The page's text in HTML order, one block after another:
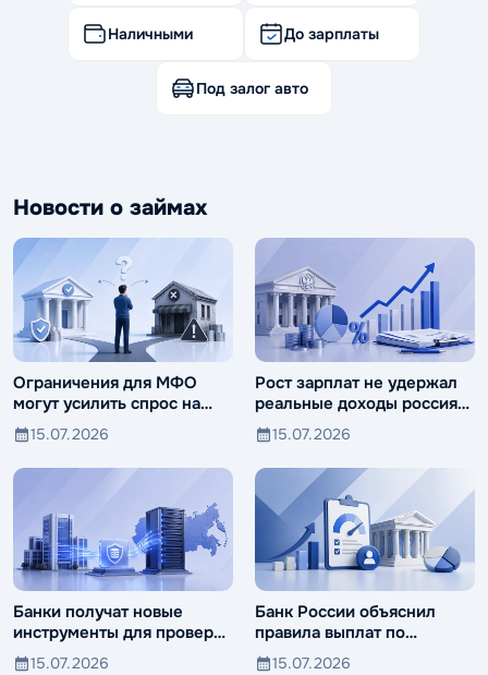
Наличными До зарплаты
Под залог авто
Новости о займах
Ограничения для МФО
могут усилить спрос на
ломбарды
15.07.2026
Рост зарплат не удержал
реальные доходы россиян
от падения
15.07.2026
Банки получат новые
инструменты для проверки
компаний и клиентов
15.07.2026
Банк России объяснил
правила выплат по
вкладам иностранцев
15.07.2026